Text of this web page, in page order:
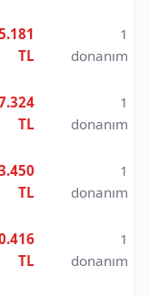
TL
1
donanım
TL
1
donanım
TL
1
donanım
TL
1
donanım